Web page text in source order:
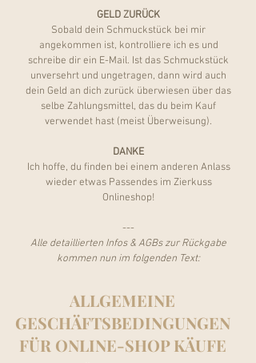
GELD ZURÜCK
Sobald dein Schmuckstück bei mir
angekommen ist, kontrolliere ich es und
schreibe dir ein E-Mail. Ist das Schmuckstück
unversehrt und ungetragen, dann wird auch
dein Geld an dich zurück überwiesen über das
selbe Zahlungsmittel, das du beim Kauf
verwendet hast (meist Überweisung).
DANKE
Ich hoffe, du finden bei einem anderen Anlass
wieder etwas Passendes im Zierkuss
Onlineshop!
---
Alle detaillierten Infos & AGBs zur Rückgabe
kommen nun im folgenden Text:
ALLGEMEINE
GESCHÄFTSBEDINGUNGEN
FÜR ONLINE-SHOP KÄUFE